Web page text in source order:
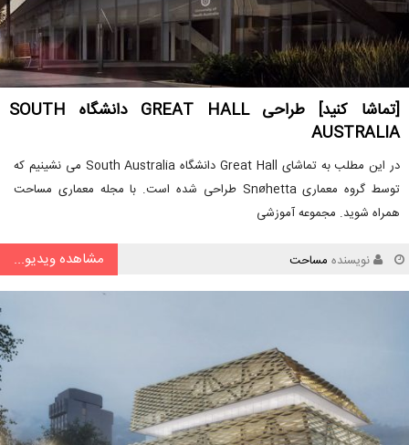
[تماشا کنید] طراحی GREAT HALL دانشگاه SOUTH
AUSTRALIA
در این مطلب به تماشای Great Hall دانشگاه South Australia می نشینیم که
توسط گروه معماری Snøhetta طراحی شده است. با مجله معماری مساحت
همراه شوید. مجموعه آموزشی
نویسنده مساحت مشاهده ویدیو...